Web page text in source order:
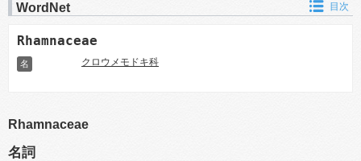
WordNet 目次
Rhamnaceae
名 クロウメモドキ科
Rhamnaceae
名詞